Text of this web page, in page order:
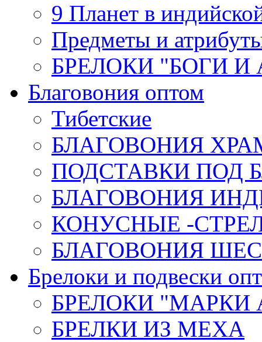
9 Планет в
Предметы и
БРЕЛОКИ "БОГИ И
Благовония оптом
Тибетские
БЛАГОВОНИЯ
ПОДСТАВКИ ПОД
БЛАГОВОНИЯ
КОНУСНЫЕ -
БЛАГОВОНИЯ
Брелоки и подвески
БРЕЛОКИ "МАРКИ
БРЕЛКИ ИЗ МЕХА